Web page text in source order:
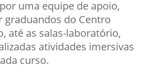
uma equipe de apoio,
do Centro
até as salas-laboratório,
atividades imersivas
curso.